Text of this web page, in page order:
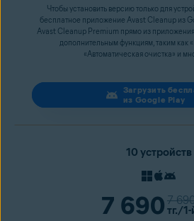
Чтобы установить версию только для
бесплатное приложение Avast Cleanup из
Avast Cleanup Premium прямо из
дополнительным функциям, таким как
«Автоматическая очистка» и
Загрузить
из Google Play
10 устройств
7 690 7
тг./1-